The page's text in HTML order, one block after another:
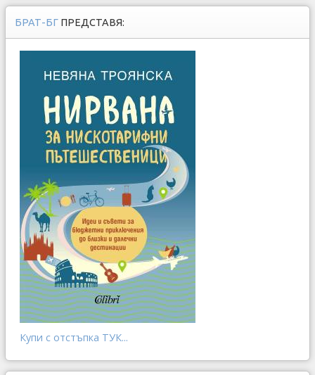
БРАТ-БГ ПРЕДСТАВЯ:
Купи с отстъпка ТУК...